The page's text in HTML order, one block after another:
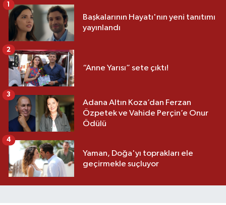
Başkalarının Hayatı'nın yeni tanıtımı
yayınlandı
1
“Anne Yarısı” sete çıktı!
2
Adana Altın Koza’dan Ferzan
Özpetek ve Vahide Perçin’e Onur
Ödülü
3
Yaman, Doğa'yı toprakları ele
geçirmekle suçluyor
4